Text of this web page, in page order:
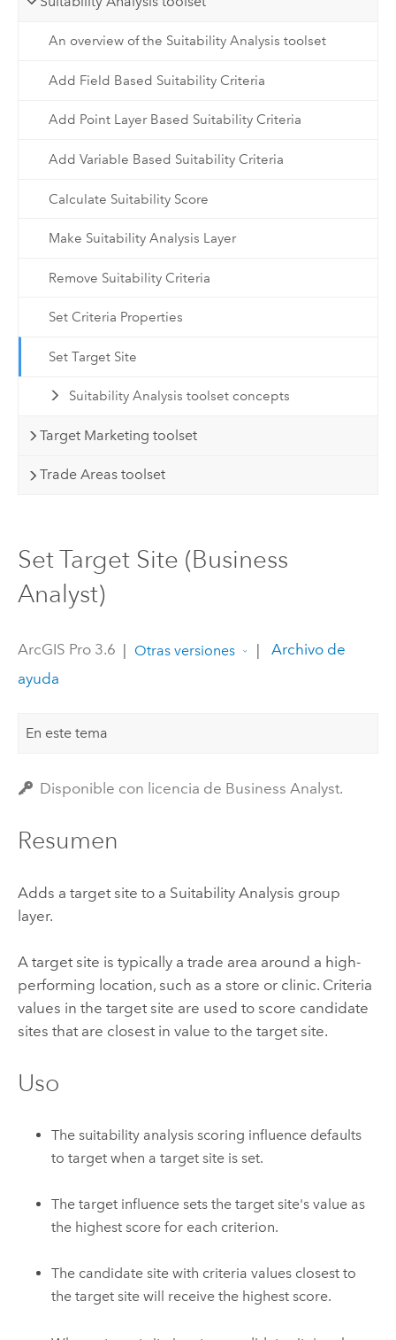
An overview of the Suitability Analysis toolset
Add Field Based Suitability Criteria
Add Point Layer Based Suitability Criteria
Add Variable Based Suitability Criteria
Calculate Suitability Score
Make Suitability Analysis Layer
Remove Suitability Criteria
Set Criteria Properties
Set Target Site
Suitability Analysis toolset concepts
Target Marketing toolset
Trade Areas toolset
Set Target Site (Business
Analyst)
ArcGIS Pro 3.6 | Otras versiones |
Archivo de
ayuda
En este tema
Disponible con licencia de Business Analyst.
Resumen
Adds a target site to a Suitability Analysis group
layer.
A target site is typically a trade area around a high-
performing location, such as a store or clinic. Criteria
values in the target site are used to score candidate
sites that are closest in value to the target site.
Uso
The suitability analysis scoring influence defaults
to target when a target site is set.
The target influence sets the target site's value as
the highest score for each criterion.
The candidate site with criteria values closest to
the target site will receive the highest score.